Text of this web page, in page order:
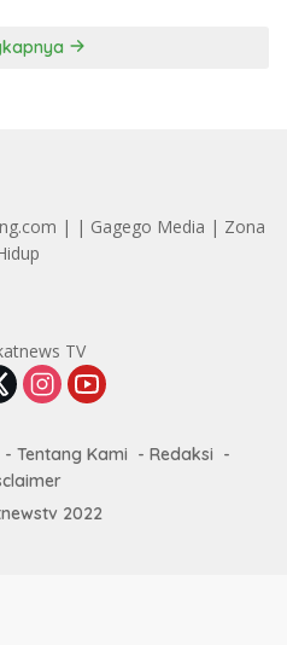
| | Gagego Media | Zona
Tentang Kami
Redaksi
2022